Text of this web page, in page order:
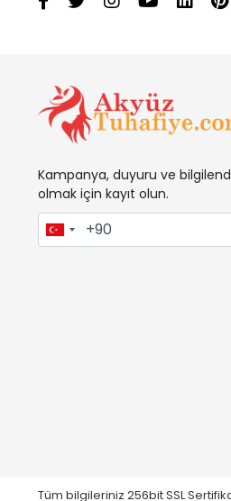
Kampanya, duyuru ve
olmak için kayıt olun.
Tüm bilgileriniz 256bit SSL